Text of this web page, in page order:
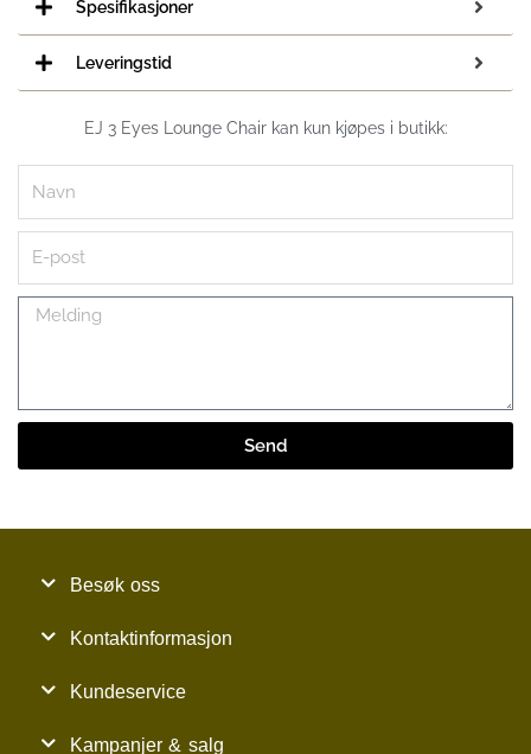
Spesifikasjoner
Leveringstid
EJ 3 Eyes Lounge Chair kan kun kjøpes i butikk:
post
Melding
Send
Besøk oss
Kontaktinformasjon
Kundeservice
Kampanjer & salg